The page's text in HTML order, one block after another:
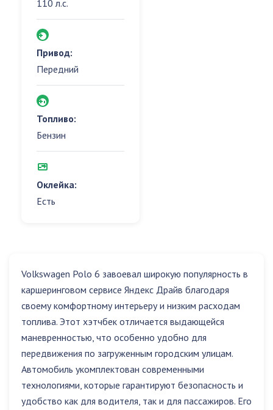
110 л.с.
Привод:
Передний
Топливо:
Бензин
Оклейка:
Есть
Volkswagen Polo 6 завоевал широкую популярность в
каршеринговом сервисе Яндекс Драйв благодаря
своему комфортному интерьеру и низким расходам
топлива. Этот хэтчбек отличается выдающейся
маневренностью, что особенно удобно для
передвижения по загруженным городским улицам.
Автомобиль укомплектован современными
технологиями, которые гарантируют безопасность и
удобство как для водителя, так и для пассажиров. Его